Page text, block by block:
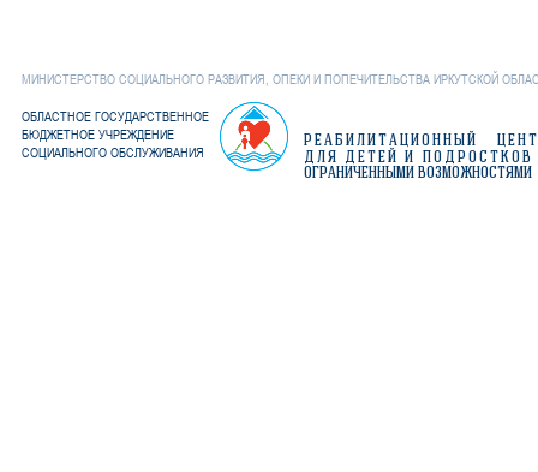
МИНИСТЕРСТВО СОЦИАЛЬНОГО РАЗВИТИЯ, ОПЕКИ И ПОПЕЧИТЕЛЬСТВА ИРКУТСКОЙ
ОБЛАСТНОЕ ГОСУДАРСТВЕННОЕ
БЮДЖЕТНОЕ УЧРЕЖДЕНИЕ
СОЦИАЛЬНОГО ОБСЛУЖИВАНИЯ
РЕАБИЛИТАЦИОННЫЙ
ДЛЯ ДЕТЕЙ И ПОДРОСТКОВ
ОГРАНИЧЕННЫМИ ВОЗМОЖНОСТЯМИ